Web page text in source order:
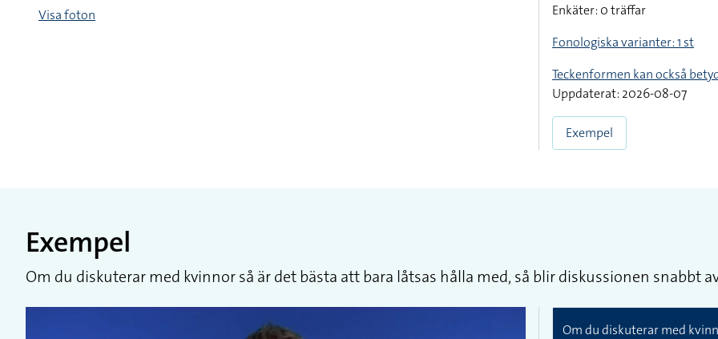
Visa foton
Enkäter: 0 träffar
Fonologiska varianter: 1 st
Teckenformen kan också
Uppdaterat: 2026-08-07
Exempel
Exempel
Om du diskuterar med kvinnor så är det bästa att bara låtsas hålla med, så blir diskussionen snabbt
Om du diskuterar med